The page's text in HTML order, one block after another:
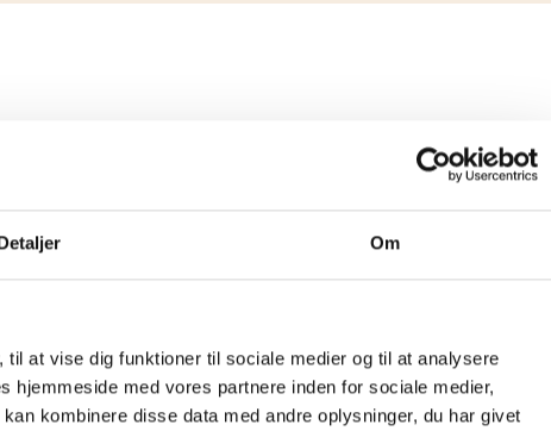
Om
at vise dig funktioner til sociale medier og til at analysere
med vores partnere inden for sociale medier,
kombinere disse data med andre oplysninger, du har givet